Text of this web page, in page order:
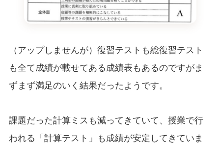
（アップしませんが）復習テストも総復習テスト
も全て成績が載せてある成績表もあるのですがま
ずまず満足のいく結果だったようです。
課題だった計算ミスも減ってきていて、授業で行
われる「計算テスト」も成績が安定してきていま